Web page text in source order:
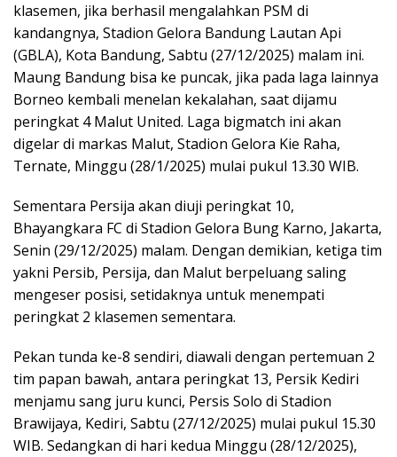
klasemen, jika berhasil mengalahkan PSM di
kandangnya, Stadion Gelora Bandung Lautan Api
(GBLA), Kota Bandung, Sabtu (27/12/2025) malam ini.
Maung Bandung bisa ke puncak, jika pada laga lainnya
Borneo kembali menelan kekalahan, saat dijamu
peringkat 4 Malut United. Laga bigmatch ini akan
digelar di markas Malut, Stadion Gelora Kie Raha,
Ternate, Minggu (28/1/2025) mulai pukul 13.30 WIB.
Sementara Persija akan diuji peringkat 10,
Bhayangkara FC di Stadion Gelora Bung Karno, Jakarta,
Senin (29/12/2025) malam. Dengan demikian, ketiga tim
yakni Persib, Persija, dan Malut berpeluang saling
mengeser posisi, setidaknya untuk menempati
peringkat 2 klasemen sementara.
Pekan tunda ke-8 sendiri, diawali dengan pertemuan 2
tim papan bawah, antara peringkat 13, Persik Kediri
menjamu sang juru kunci, Persis Solo di Stadion
Brawijaya, Kediri, Sabtu (27/12/2025) mulai pukul 15.30
WIB. Sedangkan di hari kedua Minggu (28/12/2025),